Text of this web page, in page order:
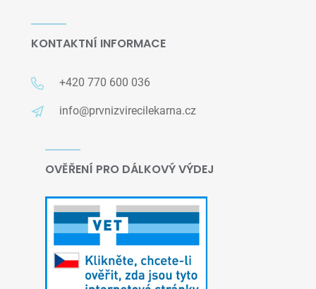
KONTAKTNÍ INFORMACE
+420 770 600 036
info@prvnizvirecilekarna.cz
OVĚŘENÍ PRO DÁLKOVÝ VÝDEJ